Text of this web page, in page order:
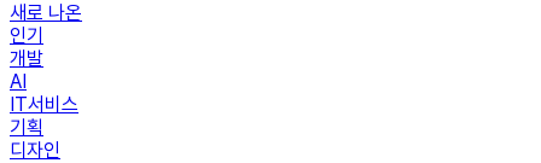
새로 나온
인기
개발
AI
IT서비스
기획
디자인